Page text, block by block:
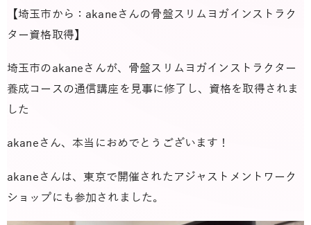
【埼玉市から：akaneさんの骨盤スリムヨガインストラク
ター資格取得】
埼玉市のakaneさんが、骨盤スリムヨガインストラクター
養成コースの通信講座を見事に修了し、資格を取得されま
した
akaneさん、本当におめでとうございます！
akaneさんは、東京で開催されたアジャストメントワーク
ショップにも参加されました。